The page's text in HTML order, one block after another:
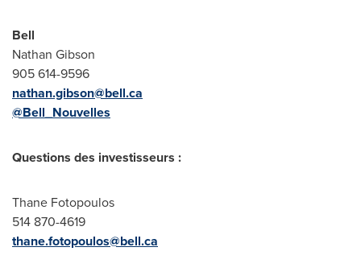
Bell
Nathan Gibson
905 614-9596
nathan.gibson@bell.ca
@Bell_Nouvelles
Questions des investisseurs :
Thane Fotopoulos
514 870-4619
thane.fotopoulos@bell.ca